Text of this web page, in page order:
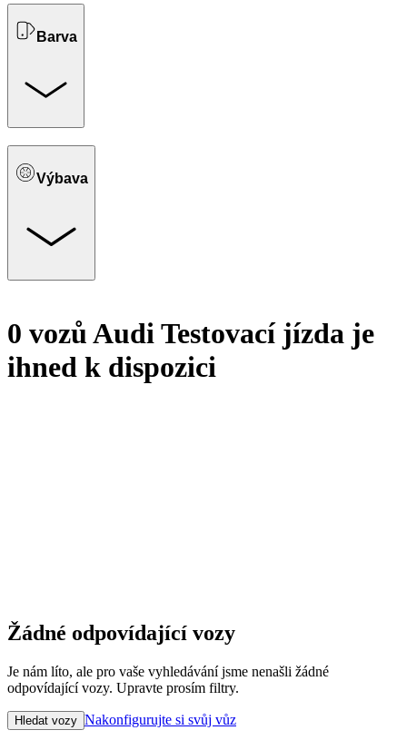
Barva
Výbava
0 vozů Audi Testovací jízda je
ihned k dispozici
Žádné odpovídající vozy
Je nám líto, ale pro vaše vyhledávání jsme nenašli žádné
odpovídající vozy. Upravte prosím filtry.
Hledat vozy Nakonfigurujte si svůj vůz